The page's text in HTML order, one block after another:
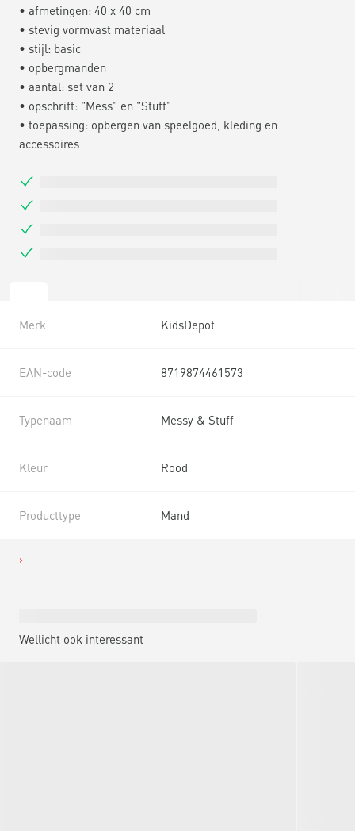
• afmetingen: 40 x 40 cm
• stevig vormvast materiaal
• stijl: basic
• opbergmanden
• aantal: set van 2
• opschrift: "Mess" en "Stuff"
• toepassing: opbergen van speelgoed, kleding en
accessoires
Merk KidsDepot
EAN-code 8719874461573
Typenaam Messy & Stuff
Kleur Rood
Producttype Mand
Wellicht ook interessant